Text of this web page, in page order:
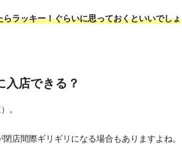
ラッキー！ぐらいに思っておくといいでしょ
入店できる？
。
店間際ギリギリになる場合もありますよね。